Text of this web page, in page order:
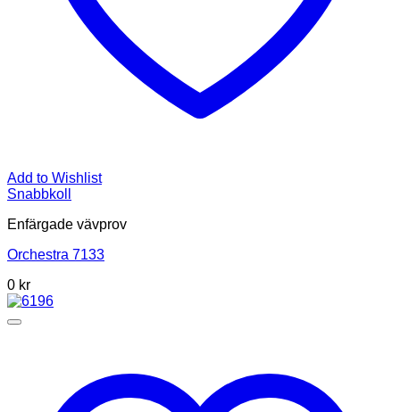
Add to Wishlist
Snabbkoll
Enfärgade vävprov
Orchestra 7133
0 kr